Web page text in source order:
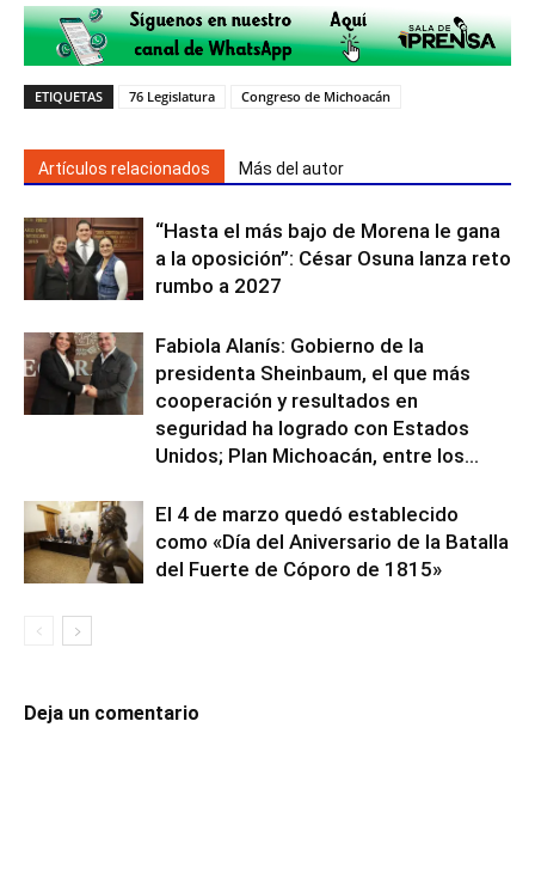
ETIQUETAS 76 Legislatura Congreso de Michoacán
Artículos relacionados Más del autor
“Hasta el más bajo de Morena le gana
a la oposición”: César Osuna lanza reto
rumbo a 2027
Fabiola Alanís: Gobierno de la
presidenta Sheinbaum, el que más
cooperación y resultados en
seguridad ha logrado con Estados
Unidos; Plan Michoacán, entre los...
El 4 de marzo quedó establecido
como «Día del Aniversario de la Batalla
del Fuerte de Cóporo de 1815»
Deja un comentario